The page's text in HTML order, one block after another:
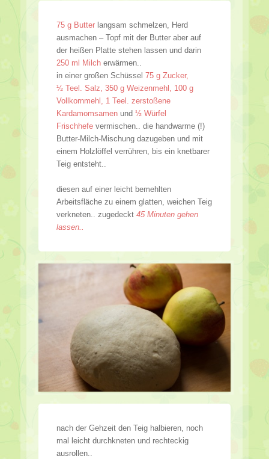
75 g Butter langsam schmelzen, Herd
ausmachen – Topf mit der Butter aber auf
der heißen Platte stehen lassen und darin
250 ml Milch erwärmen..
in einer großen Schüssel 75 g Zucker,
½ Teel. Salz, 350 g Weizenmehl, 100 g
Vollkornmehl, 1 Teel. zerstoßene
Kardamomsamen und ½ Würfel
Frischhefe vermischen.. die handwarme (!)
Butter-Milch-Mischung dazugeben und mit
einem Holzlöffel verrühren, bis ein knetbarer
Teig entsteht..
diesen auf einer leicht bemehlten
Arbeitsfläche zu einem glatten, weichen Teig
verkneten.. zugedeckt 45 Minuten gehen
lassen..
nach der Gehzeit den Teig halbieren, noch
mal leicht durchkneten und rechteckig
ausrollen..